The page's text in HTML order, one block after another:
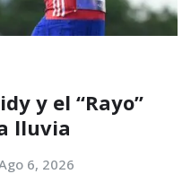
y el “Rayo”
lluvia
6, 2026